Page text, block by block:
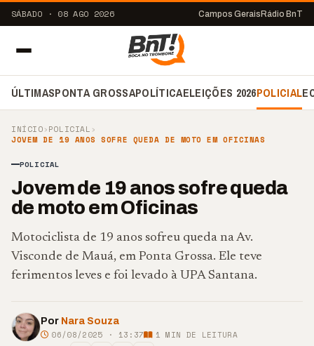
SÁBADO · 08 AGO 2026 Campos Gerais Rádio BnT
ÚLTIMASPONTA GROSSAPOLÍTICAELEIÇÕES 2026POLICIAL
INÍCIO›POLICIAL ›
JOVEM DE 19 ANOS SOFRE QUEDA DE MOTO EM OFICINAS
POLICIAL
Jovem de 19 anos sofre queda
de moto em Oficinas
Motociclista de 19 anos sofreu queda na Av.
Visconde de Mauá, em Ponta Grossa. Ele teve
ferimentos leves e foi levado à UPA Santana.
Por Nara Souza
06/08/2025 · 13:37 1 MIN DE LEITURA